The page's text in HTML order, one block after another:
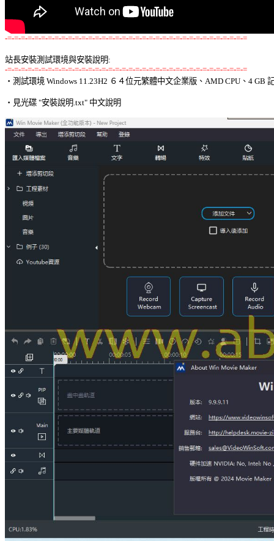
-=-=-=-=-=-=-=-=-=-=-=-=-=-=-=-=-=-=-=-=-=-=-=-=-=-=-=-=-=-=-=-=-=-=-=-=
站長安裝測試環境與安裝說明:
-=-=-=-=-=-=-=-=-=-=-=-=-=-=-=-=-=-=-=-=-=-=-=-=-=-=-=-=-=-=-=-=-=-=-=-=
‧測試環境 Windows 11.23H2 ６４位元繁體中文企業版、AMD CPU、4 GB
‧見光碟 "安裝說明.txt" 中文說明